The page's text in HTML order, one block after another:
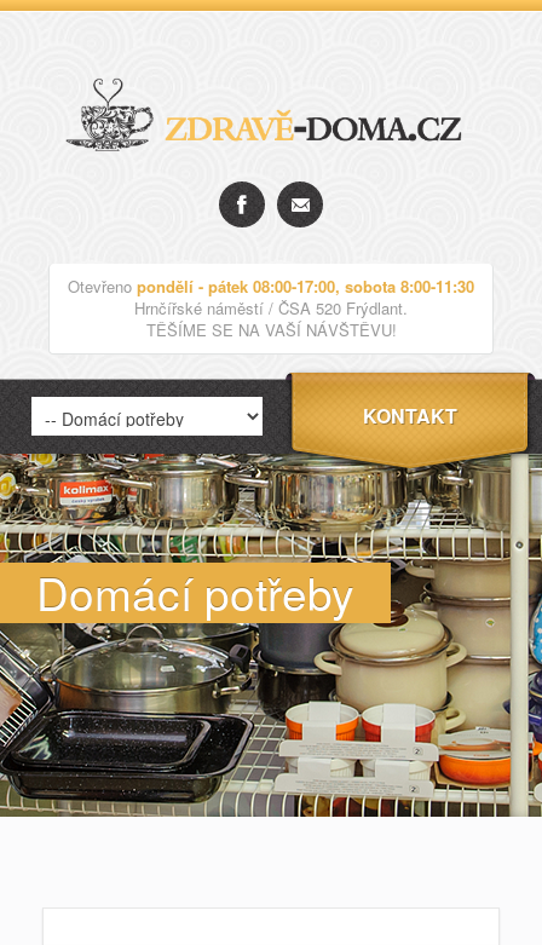
Otevřeno pondělí - pátek 08:00-17:00, sobota 8:00-11:30
Hrnčířské náměstí / ČSA 520 Frýdlant.
TĚŠÍME SE NA VAŠÍ NÁVŠTĚVU!
KONTAKT
Domácí potřeby